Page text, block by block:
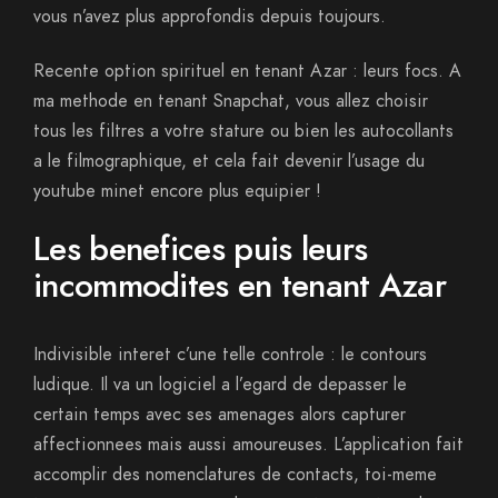
vous n’avez plus approfondis depuis toujours.
Recente option spirituel en tenant Azar : leurs focs. A
ma methode en tenant Snapchat, vous allez choisir
tous les filtres a votre stature ou bien les autocollants
a le filmographique, et cela fait devenir l’usage du
youtube minet encore plus equipier !
Les benefices puis leurs
incommodites en tenant Azar
Indivisible interet c’une telle controle : le contours
ludique. Il va un logiciel a l’egard de depasser le
certain temps avec ses amenages alors capturer
affectionnees mais aussi amoureuses. L’application fait
accomplir des nomenclatures de contacts, toi-meme